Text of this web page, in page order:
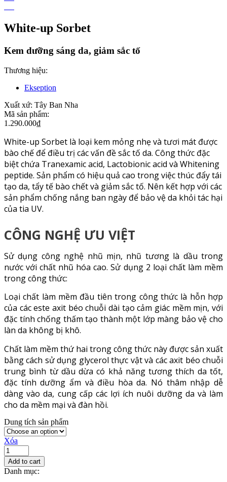
White-up Sorbet
Kem dưỡng sáng da, giảm sắc tố
Thương hiệu:
Ekseption
Xuất xứ: Tây Ban Nha
Mã sản phẩm:
1.290.000₫
White-up Sorbet là loại kem mỏng nhẹ và tươi mát được
bào chế để điều trị các vấn đề sắc tố da. Công thức đặc
biệt chứa Tranexamic acid, Lactobionic acid và Whitening
peptide. Sản phẩm có hiệu quả cao trong việc thúc đẩy tái
tạo da, tẩy tế bào chết và giảm sắc tố. Nên kết hợp với các
sản phẩm chống nắng ban ngày để bảo vệ da khỏi tác hại
của tia UV.
CÔNG NGHỆ ƯU VIỆT
Sử dụng công nghệ nhũ mịn, nhũ tương là dầu trong
nước với chất nhũ hóa cao. Sử dụng 2 loại chất làm mềm
trong công thức:
Loại chất làm mềm đầu tiên trong công thức là hỗn hợp
của các este axit béo chuỗi dài tạo cảm giác mềm mịn, với
đặc tính chống thấm tạo thành một lớp màng bảo vệ cho
làn da không bị khô.
Chất làm mềm thứ hai trong công thức này được sản xuất
bằng cách sử dụng glycerol thực vật và các axit béo chuỗi
trung bình từ dầu dừa có khả năng tương thích da tốt,
đặc tính dưỡng ẩm và điều hòa da. Nó thâm nhập dễ
dàng vào da, cung cấp các lợi ích nuôi dưỡng da và làm
cho da mềm mại và đàn hồi.
Dung tích sản phẩm
Xóa
Add to cart
Danh mục: